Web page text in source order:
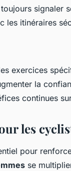
signaler
les itinéraires
exercices
la
continues
les
pour
se